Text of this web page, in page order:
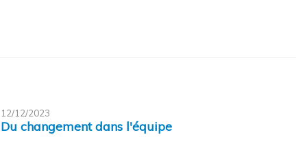
12/12/2023
Du changement dans l'équipe